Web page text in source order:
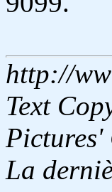
http://
Text
Pictures'
La